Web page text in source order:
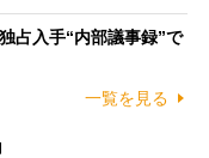
占入手“内部議事録”で
一覧を見る